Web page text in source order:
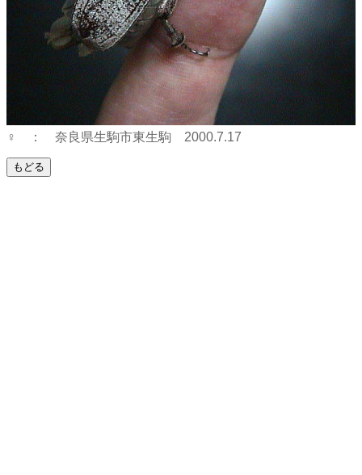
♀ ： 奈良県生駒市東生駒 2000.7.17